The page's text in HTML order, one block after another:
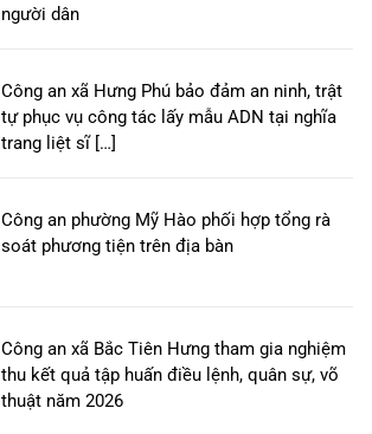
người dân
Công an xã Hưng Phú bảo đảm an ninh, trật
tự phục vụ công tác lấy mẫu ADN tại nghĩa
trang liệt sĩ […]
Công an phường Mỹ Hào phối hợp tổng rà
soát phương tiện trên địa bàn
Công an xã Bắc Tiên Hưng tham gia nghiệm
thu kết quả tập huấn điều lệnh, quân sự, võ
thuật năm 2026